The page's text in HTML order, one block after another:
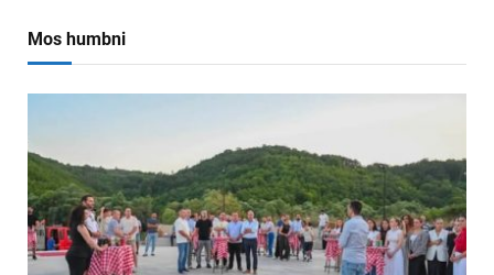
Mos humbni